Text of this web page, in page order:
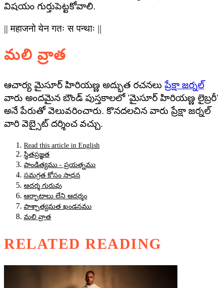
విషయం గుర్తుపెట్టకోవాలి.
|| महाजनो येन गतः स पन्थाः ||
మలి వ్రాత
ఆచార్య మైసూర్ హిరియణ్ణ అద్భుత రచనలుప్రేక్షా జర్నల్
వారు అందమైన బౌండ్ పుస్తకాలలో 'మైసూర్ హిరియణ్ణ లైబ్రరీ'
అనే పేరుతో వెలువరించారు. కొనదలచిన వారు ప్రేక్షా జర్నల్
వారి వెబ్సైట్ దర్శించ వచ్చు.
Read this article in English
స్థితప్రజ్ఞత
పాండిత్యము - ప్రయత్నము
సమగ్రత కోసం సాధన
ఆదర్శ గురువు
ఆర్భాటాలు లేని ఆదర్శం
పాశ్చాత్యమత ఖండనము
మలి వ్రాత
RELATED READING